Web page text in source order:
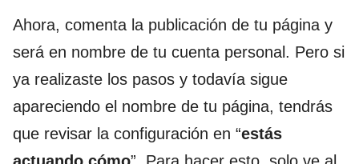
Ahora, comenta la publicación de tu página y
será en nombre de tu cuenta personal. Pero si
ya realizaste los pasos y todavía sigue
apareciendo el nombre de tu página, tendrás
que revisar la configuración en “estás